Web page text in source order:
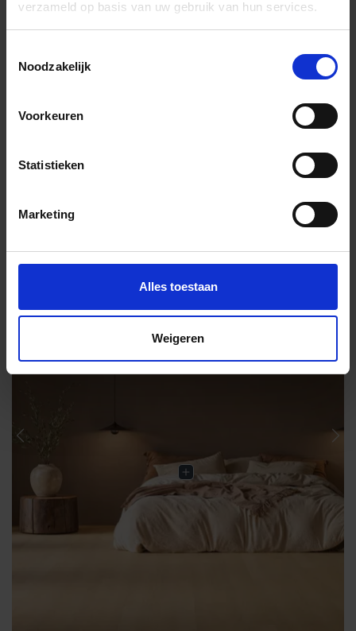
verzameld op basis van uw gebruik van hun services.
Noodzakelijk
Voorkeuren
Statistieken
Marketing
Alles toestaan
Weigeren
Wil je graag een afspraak?
Onze verkoopspecialisten staan graag voor je klaar:
+31 (0) 478 - 69 11 63 Productaanvraag
Previous